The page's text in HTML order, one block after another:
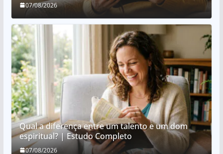
07/08/2026
Qual a diferença entre um talento e um dom
espiritual? | Estudo Completo
07/08/2026